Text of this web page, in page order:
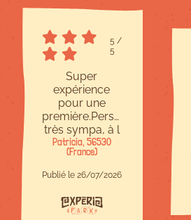
5 /
5
Super
expérience
pour une
première.Personnel
très sympa, à l
écoute et
bienveillant.Site
à taille
humaine,c est
parfait.Il y en a
pour tous les
Patricia, 56530
(France)
Publié le 26/07/2026